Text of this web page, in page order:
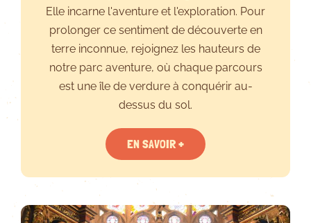
Elle incarne l'aventure et l'exploration. Pour
prolonger ce sentiment de découverte en
terre inconnue, rejoignez les hauteurs de
notre parc aventure, où chaque parcours
est une île de verdure à conquérir au-
dessus du sol.
EN SAVOIR +